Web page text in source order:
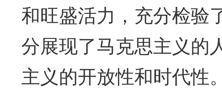
和旺盛活力，充分检验
分展现了马克思主义的
主义的开放性和时代性